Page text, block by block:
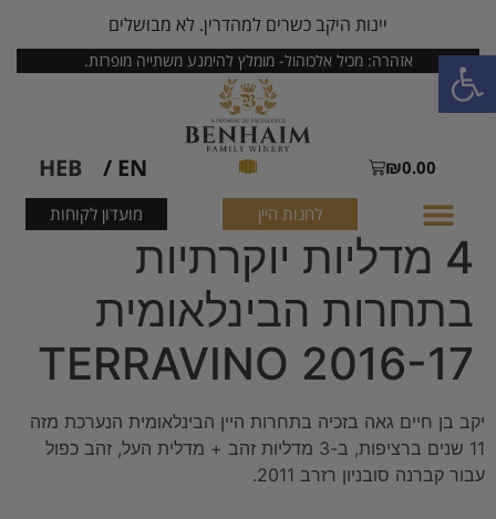
פתח סרגל נגישות
יינות היקב כשרים למהדרין. לא מבושלים
אזהרה: מכיל אלכוהול- מומלץ להימנע משתייה מופרזת.
₪0.00
EN /
HEB
לחנות היין מועדון לקוחות
4 מדליות יוקרתיות
בתחרות הבינלאומית
TERRAVINO 2016-17
יקב בן חיים גאה בזכיה בתחרות היין הבינלאומית הנערכת מזה
11 שנים ברציפות, ב-3 מדליות זהב + מדלית העל, זהב כפול
עבור קברנה סובניון רזרב 2011.